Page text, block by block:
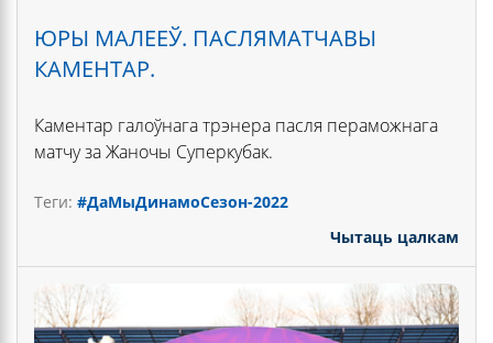
ЮРЫ МАЛЕЕЎ. ПАСЛЯМАТЧАВЫ
КАМЕНТАР.
Каментар галоўнага трэнера пасля пераможнага
матчу за Жаночы Суперкубак.
Теги: #ДаМыДинамоСезон-2022
Чытаць цалкам